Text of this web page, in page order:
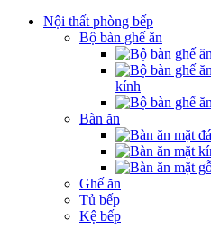
Nội thất phòng bếp
Bộ bàn ghế ăn
kính
Bàn ăn
Ghế ăn
Tủ bếp
Kệ bếp